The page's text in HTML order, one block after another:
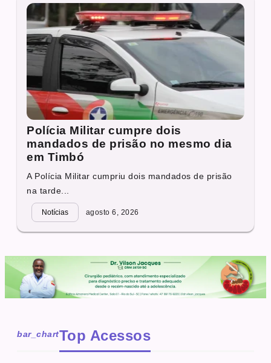
Polícia Militar cumpre dois
mandados de prisão no mesmo dia
em Timbó
A Polícia Militar cumpriu dois mandados de prisão
na tarde...
Notícias agosto 6, 2026
bar_chartTop Acessos